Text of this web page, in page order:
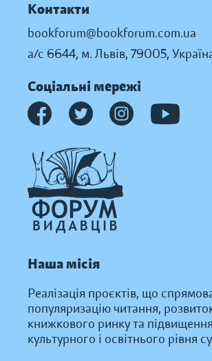
Контакти
bookforum@bookforum.com.ua
а/с 6644, м. Львів, 79005,
Соціальні мережі
Наша місія
Реалізація проєктів, що
популяризацію читання,
книжкового ринку та підвищення
культурного і освітнього рівня